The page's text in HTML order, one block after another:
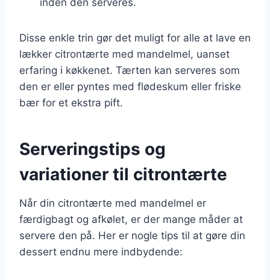
Disse enkle trin gør det muligt for alle at lave en
lækker citrontærte med mandelmel, uanset
erfaring i køkkenet. Tærten kan serveres som
den er eller pyntes med flødeskum eller friske
bær for et ekstra pift.
Serveringstips og
variationer til citrontærte
Når din citrontærte med mandelmel er
færdigbagt og afkølet, er der mange måder at
servere den på. Her er nogle tips til at gøre din
dessert endnu mere indbydende: